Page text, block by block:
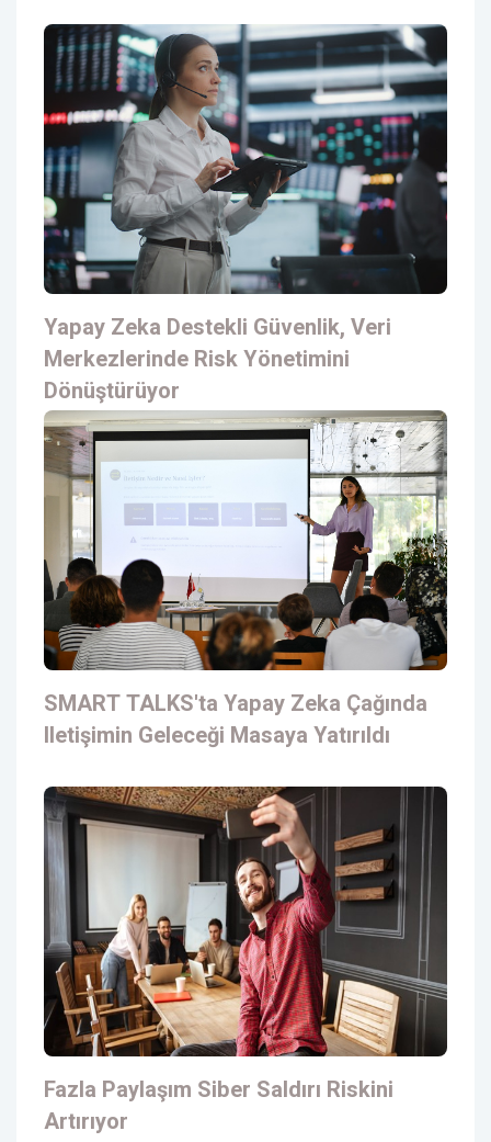
Yapay Zeka Destekli Güvenlik, Veri
Merkezlerinde Risk Yönetimini
Dönüştürüyor
SMART TALKS'ta Yapay Zeka Çağında
Iletişimin Geleceği Masaya Yatırıldı
Fazla Paylaşım Siber Saldırı Riskini
Artırıyor